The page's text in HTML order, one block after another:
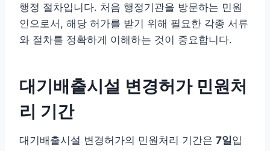
행정 절차입니다. 처음 행정기관을 방문하는 민원
인으로서, 해당 허가를 받기 위해 필요한 각종 서류
와 절차를 정확하게 이해하는 것이 중요합니다.
대기배출시설 변경허가 민원처
리 기간
대기배출시설 변경허가의 민원처리 기간은 7일입